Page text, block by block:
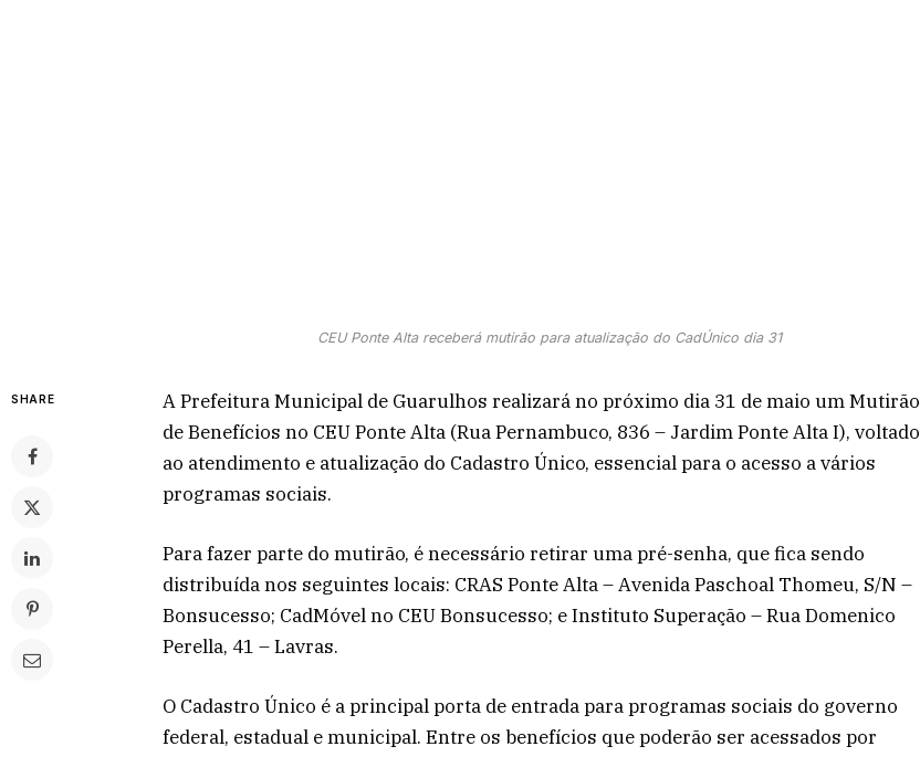
CEU Ponte Alta receberá mutirão para atualização do CadÚnico dia 31
SHARE
A Prefeitura Municipal de Guarulhos realizará no próximo dia 31 de maio um Mutirão
de Benefícios no CEU Ponte Alta (Rua Pernambuco, 836 – Jardim Ponte Alta I), voltado
ao atendimento e atualização do Cadastro Único, essencial para o acesso a vários
programas sociais.
Para fazer parte do mutirão, é necessário retirar uma pré-senha, que fica sendo
distribuída nos seguintes locais: CRAS Ponte Alta – Avenida Paschoal Thomeu, S/N –
Bonsucesso; CadMóvel no CEU Bonsucesso; e Instituto Superação – Rua Domenico
Perella, 41 – Lavras.
O Cadastro Único é a principal porta de entrada para programas sociais do governo
federal, estadual e municipal. Entre os benefícios que poderão ser acessados por